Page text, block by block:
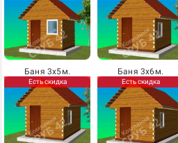
Баня 3х5м.
Есть скидка
Баня 3х6м.
Есть скидка